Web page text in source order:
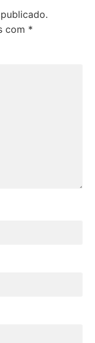
com *